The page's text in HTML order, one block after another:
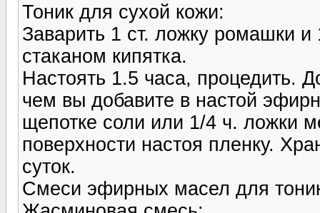
Тоник для сухой кожи:
Заварить 1 ст. ложку ромашки и
стаканом кипятка.
Настоять 1.5 часа, процедить.
чем вы добавите в настой
щепотке соли или 1/4 ч. ложки
поверхности настоя пленку.
суток.
Смеси эфирных масел для